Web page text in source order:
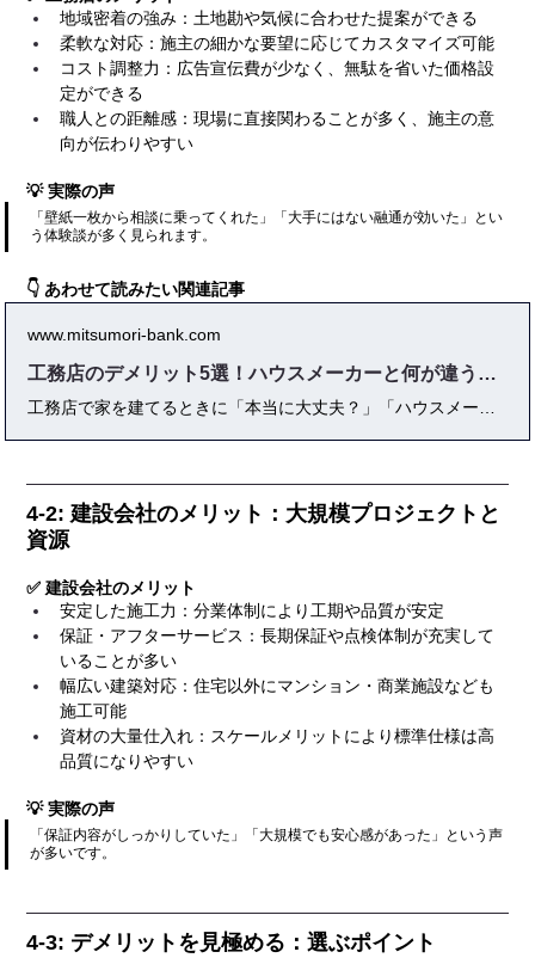
地域密着の強み：土地勘や気候に合わせた提案ができる
柔軟な対応：施主の細かな要望に応じてカスタマイズ可能
コスト調整力：広告宣伝費が少なく、無駄を省いた価格設
定ができる
職人との距離感：現場に直接関わることが多く、施主の意
向が伝わりやすい
💡 実際の声
「壁紙一枚から相談に乗ってくれた」「大手にはない融通が効いた」とい
う体験談が多く見られます。
👇 あわせて読みたい関連記事
www.mitsumori-bank.com
工務店のデメリット5選！ハウスメーカーと何が違うのか
4-2: 建設会社のメリット：大規模プロジェクトと
資源
✅ 建設会社のメリット
安定した施工力：分業体制により工期や品質が安定
保証・アフターサービス：長期保証や点検体制が充実して
いることが多い
幅広い建築対応：住宅以外にマンション・商業施設なども
施工可能
資材の大量仕入れ：スケールメリットにより標準仕様は高
品質になりやすい
💡 実際の声
「保証内容がしっかりしていた」「大規模でも安心感があった」という声
が多いです。
4-3: デメリットを見極める：選ぶポイント